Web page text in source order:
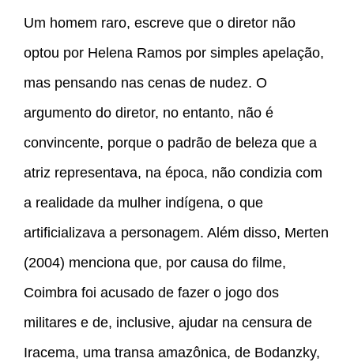
Um homem raro, escreve que o diretor não
optou por Helena Ramos por simples apelação,
mas pensando nas cenas de nudez. O
argumento do diretor, no entanto, não é
convincente, porque o padrão de beleza que a
atriz representava, na época, não condizia com
a realidade da mulher indígena, o que
artificializava a personagem. Além disso, Merten
(2004) menciona que, por causa do filme,
Coimbra foi acusado de fazer o jogo dos
militares e de, inclusive, ajudar na censura de
Iracema, uma transa amazônica, de Bodanzky,